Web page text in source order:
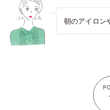
朝のアイロン